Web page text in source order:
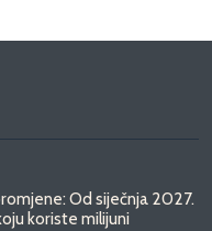
Od siječnja 2027.
koriste milijuni